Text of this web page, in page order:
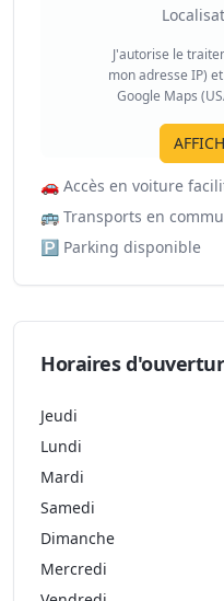
J'autorise le
mon adresse IP)
Google Maps
🚗 Accès en voiture
🚌 Transports en
🅿️ Parking disponible
Horaires
Jeudi
Lundi
Mardi
Samedi
Dimanche
Mercredi